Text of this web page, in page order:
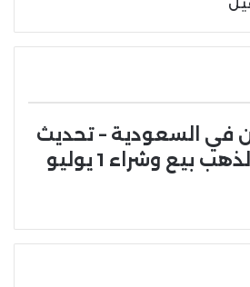
في السعودية – تحديث
لحظي لأسعار الذهب بيع وشراء 1 يوليو